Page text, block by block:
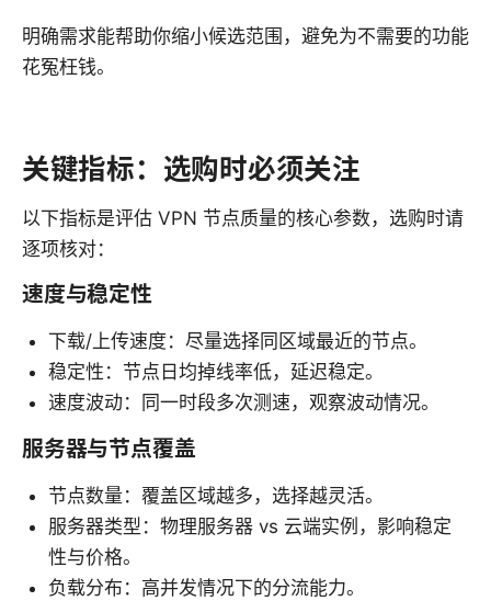
明确需求能帮助你缩小候选范围，避免为不需要的功能
花冤枉钱。
关键指标：选购时必须关注
以下指标是评估 VPN 节点质量的核心参数，选购时请
逐项核对：
速度与稳定性
下载/上传速度：尽量选择同区域最近的节点。
稳定性：节点日均掉线率低，延迟稳定。
速度波动：同一时段多次测速，观察波动情况。
服务器与节点覆盖
节点数量：覆盖区域越多，选择越灵活。
服务器类型：物理服务器 vs 云端实例，影响稳定
性与价格。
负载分布：高并发情况下的分流能力。